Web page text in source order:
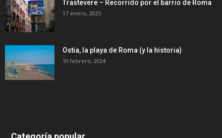
Trastevere – Recorrido por el barrio de Roma
17 enero, 2025
Ostia, la playa de Roma (y la historia)
10 febrero, 2024